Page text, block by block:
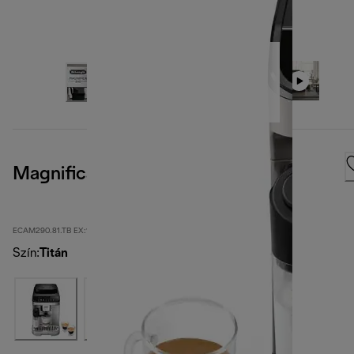
Magnifica Evo
ECAM290.81.TB EX:1
Szín: Titán